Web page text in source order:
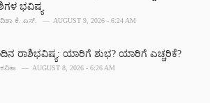
ಭವಿಷ್ಯ
ದಿಶಾ ಕೆ. ಎಸ್. AUGUST 9, 2026 - 6:24 AM
ರಾಶಿಭವಿಷ್ಯ: ಯಾರಿಗೆ ಶುಭ? ಯಾರಿಗೆ ಎಚ್ಚರಿಕೆ?
ಕವಿತಾ AUGUST 8, 2026 - 6:26 AM